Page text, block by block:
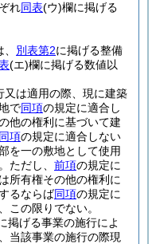
れ同表(ウ)欄に掲げる
別表第2に掲げる整備
(エ)欄に掲げる数値以
又は適用の際、現に建築
で同項の規定に適合し
他の権利に基づいて建
項の規定に適合しない
を一の敷地として使用
ただし、 前項の規定に
所有権その他の権利に
るならば同項の規定に
この限りでない。
掲げる事業の施行によ
当該事業の施行の際現